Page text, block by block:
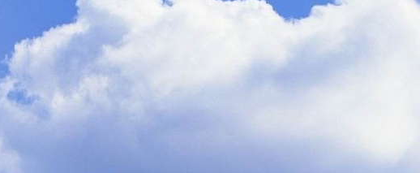
Муниципальное бюджетное общеобразовательное
Лицей села Толбазы муниципального района
Республики Башкортостан